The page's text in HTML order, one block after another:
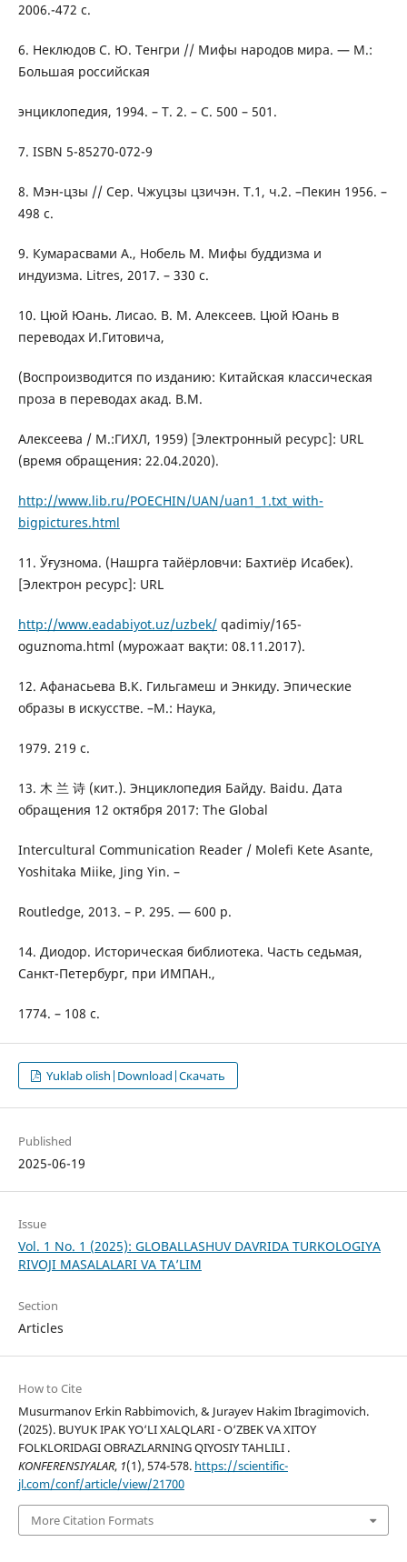
2006.-472 с.
6. Неклюдов С. Ю. Тенгри // Мифы народов мира. — М.:
Большая российская
энциклопедия, 1994. – Т. 2. – С. 500 – 501.
7. ISBN 5-85270-072-9
8. Мэн-цзы // Сер. Чжуцзы цзичэн. Т.1, ч.2. –Пекин 1956. –
498 с.
9. Кумарасвами А., Нобель М. Мифы буддизма и
индуизма. Litres, 2017. – 330 с.
10. Цюй Юань. Лисао. В. М. Алексеев. Цюй Юань в
переводах И.Гитовича,
(Воспроизводится по изданию: Китайская классическая
проза в переводах акад. В.М.
Алексеева / М.:ГИХЛ, 1959) [Электронный ресурс]: URL
(время обращения: 22.04.2020).
http://www.lib.ru/POECHIN/UAN/uan1_1.txt_with-
bigpictures.html
11. Ўғузнома. (Нашрга тайёрловчи: Бахтиёр Исабек).
[Электрон ресурс]: URL
http://www.eadabiyot.uz/uzbek/qadimiy/165-
oguznoma.html (мурожаат вақти: 08.11.2017).
12. Афанасьева В.К. Гильгамеш и Энкиду. Эпические
образы в искусстве. –М.: Наука,
1979. 219 с.
13. 木 兰 诗 (кит.). Энциклопедия Байду. Baidu. Дата
обращения 12 октября 2017: The Global
Intercultural Communication Reader / Molefi Kete Asante,
Yoshitaka Miike, Jing Yin. –
Routledge, 2013. – P. 295. — 600 p.
14. Диодор. Историческая библиотека. Часть седьмая,
Санкт-Пeтербург, при ИМПАН.,
1774. – 108 с.
Yuklab olish|Download|Скачать
Published
2025-06-19
Issue
Vol. 1 No. 1 (2025): GLOBALLASHUV DAVRIDA TURKOLOGIYA
RIVOJI MASALALARI VA TA’LIM
Section
Articles
How to Cite
Musurmanov Erkin Rabbimovich, & Jurayev Hakim Ibragimovich.
(2025). BUYUK IPAK YO‘LI XALQLARI - O‘ZBEK VA XITOY
FOLKLORIDAGI OBRAZLARNING QIYOSIY TAHLILI .
KONFERENSIYALAR, 1(1), 574-578. https://scientific-
jl.com/conf/article/view/21700
More Citation Formats